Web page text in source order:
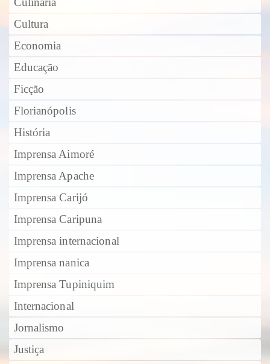
Cultura
Economia
Educação
Ficção
Florianópolis
História
Imprensa Aimoré
Imprensa Apache
Imprensa Carijó
Imprensa Caripuna
Imprensa internacional
Imprensa nanica
Imprensa Tupiniquim
Internacional
Jornalismo
Justiça